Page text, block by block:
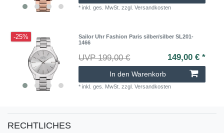
*inkl. ges. MwSt. zzgl.Versandkosten
-25%
Sailor Uhr Fashion Paris silber/silber SL201-
1466
UVP 199,00 € 149,00 € *
In den Warenkorb
*inkl. ges. MwSt. zzgl.Versandkosten
RECHTLICHES